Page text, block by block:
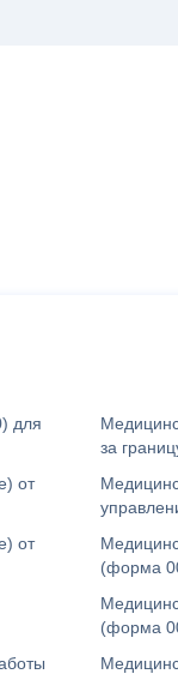
для
от
от
за
(форма
(форма